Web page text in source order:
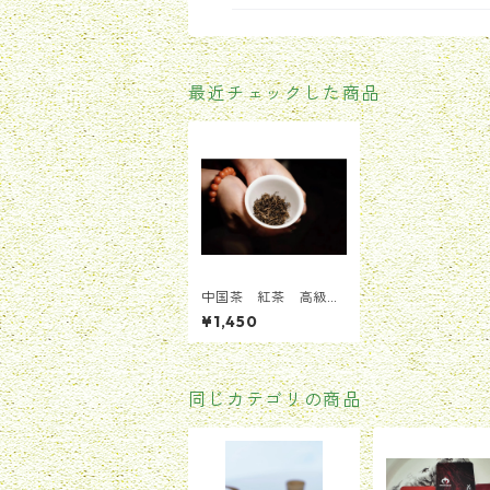
最近チェックした商品
中国茶 紅茶 高級紅
茶 金駿眉 貴重 桐
木関 ジンジュンメ
イ 新芽 ５g(1〜2回
分)
¥1,450
同じカテゴリの商品